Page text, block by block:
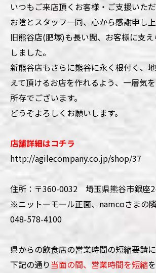
いつもご来店頂くお客様・ご支援いた
お陰とスタッフ一同、心から感謝申し上
旧熊谷店(肥塚)も長い間、お客様に支
しました。
新熊谷店もさらに熊谷に永く根付く、
えて頂けるお店を作れるよう、一層気
所存でございます。
どうぞよろしくお願いします。
店舗詳細はコチラ
http://agilecompany.co.jp/shop/37
住所： 〒360-0032 埼玉県熊谷市銀座
※ニットーモール正面、 namcoさまの隣
048-578-4100
県からの飲食店の営業時間の短縮要請に
下記の通り当面の間、営業時間を短縮